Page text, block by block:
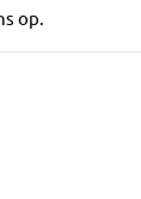
op.